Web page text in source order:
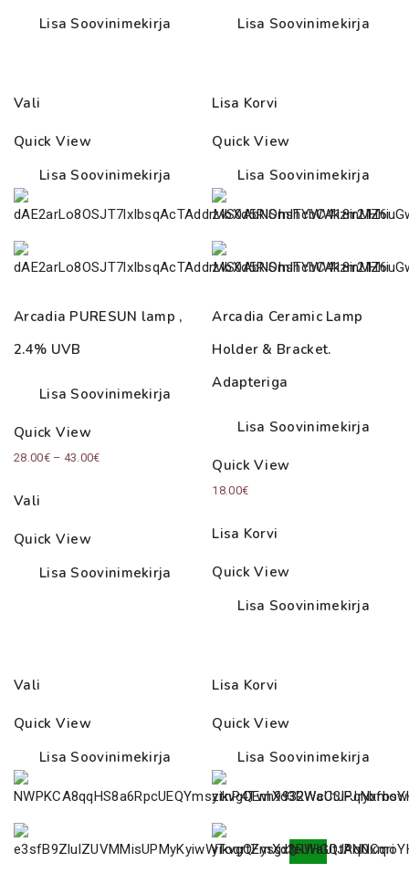
0
Lisa Soovinimekirja
Lisa Soovinimekirja
Vali
Quick View
Lisa Soovinimekirja
Arcadia PURESUN lamp ,
2.4% UVB
Lisa Soovinimekirja
Quick View
28.00€ – 43.00€Price
Vali
Quick View
Lisa Soovinimekirja
Lisa Korvi
Quick View
Lisa Soovinimekirja
Arcadia Ceramic Lamp
Holder & Bracket.
Adapteriga
Lisa Soovinimekirja
Quick View
18.00€
Lisa Korvi
Quick View
Lisa Soovinimekirja
Vali
Quick View
Lisa Soovinimekirja
Lisa Korvi
Quick View
Lisa Soovinimekirja